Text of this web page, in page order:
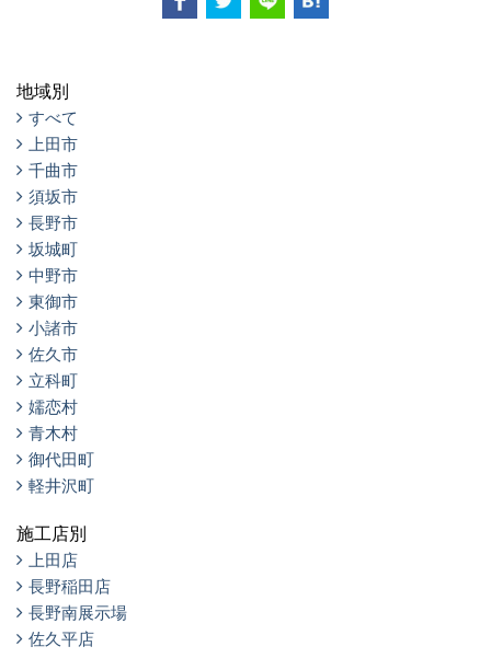
地域別
すべて
上田市
千曲市
須坂市
長野市
坂城町
中野市
東御市
小諸市
佐久市
立科町
嬬恋村
青木村
御代田町
軽井沢町
施工店別
上田店
長野稲田店
長野南展示場
佐久平店